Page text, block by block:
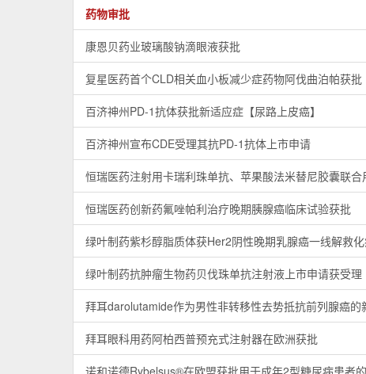
药物审批
康恩贝药业玻璃酸钠滴眼液获批
复星医药首个CLD相关血小板减少症药物阿伐曲泊帕获批
百济神州PD-1抗体获批新适应症【尿路上皮癌】
百济神州宣布CDE受理其抗PD-1抗体上市申请
恒瑞医药注射用卡瑞利珠单抗、苹果酸法米替尼胶囊联
恒瑞医药创新药氟唑帕利治疗晚期胰腺癌临床试验获批
绿叶制药紫杉醇脂质体获Her2阴性晚期乳腺癌一线解救
绿叶制药抗肿瘤生物药贝伐珠单抗注射液上市申请获受理
拜耳darolutamide作为男性非转移性去势抵抗前列腺癌的
拜耳眼科用药阿柏西普预充式注射器在欧洲获批
诺和诺德Rybelsus®在欧盟获批用于成年2型糖尿病患者